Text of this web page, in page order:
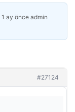
1 ay önce admin
#27124